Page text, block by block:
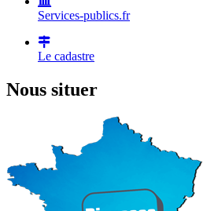
Services-publics.fr
Le cadastre
Nous situer